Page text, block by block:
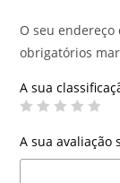
O seu
obrigatórios
A sua
A sua avaliação